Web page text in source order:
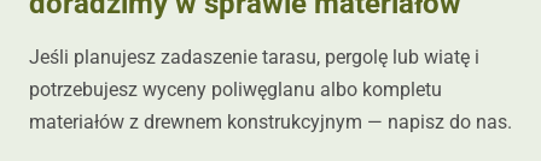
Jeśli planujesz zadaszenie tarasu, pergolę lub wiatę i
potrzebujesz wyceny poliwęglanu albo kompletu
materiałów z drewnem konstrukcyjnym — napisz do nas.